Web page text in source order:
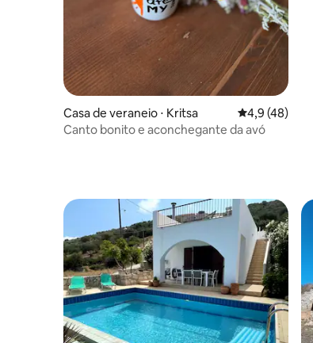
Casa de veraneio ⋅ Kritsa 4,9 de uma
4,9 (48)
Canto bonito e aconchegante da avó